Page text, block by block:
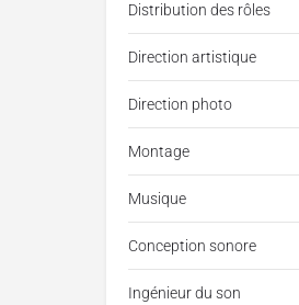
Distribution des rôles
Direction artistique
Direction photo
Montage
Musique
Conception sonore
Ingénieur du son